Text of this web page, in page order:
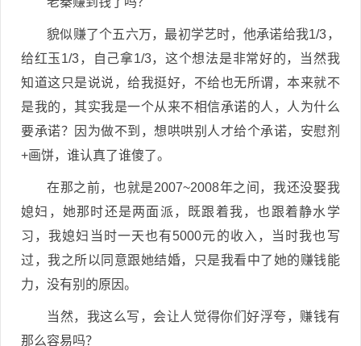
貌似赚了个五六万，最初学艺时，他承诺给我1/3，
给红玉1/3，自己拿1/3，这个想法是非常好的，当然我
知道这只是说说，给我挺好，不给也无所谓，本来就不
是我的，其实我是一个从来不相信承诺的人，人为什么
要承诺？因为做不到，想哄哄别人才给个承诺，安慰剂
+画饼，谁认真了谁傻了。
在那之前，也就是2007~2008年之间，我还没娶我
媳妇，她那时还是两面派，既跟着我，也跟着静水学
习，我媳妇当时一天也有5000元的收入，当时我也写
过，我之所以同意跟她结婚，只是我看中了她的赚钱能
力，没有别的原因。
当然，我这么写，会让人觉得你们好浮夸，赚钱有
那么容易吗？